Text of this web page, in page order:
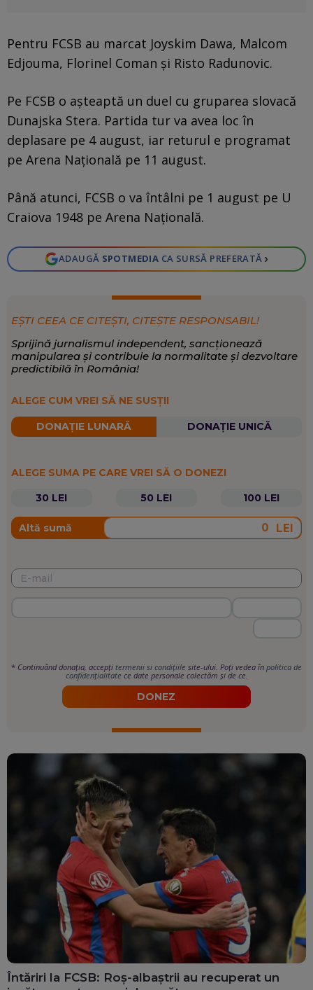
Pentru FCSB au marcat Joyskim Dawa, Malcom
Edjouma, Florinel Coman și Risto Radunovic.
Pe FCSB o așteaptă un duel cu gruparea slovacă
Dunajska Stera. Partida tur va avea loc în
deplasare pe 4 august, iar returul e programat
pe Arena Națională pe 11 august.
Până atunci, FCSB o va întâlni pe 1 august pe U
Craiova 1948 pe Arena Națională.
ADAUGĂ SPOTMEDIA CA SURSĂ PREFERATĂ ›
EȘTI CEEA CE CITEȘTI, CITEȘTE RESPONSABIL!
Sprijină jurnalismul independent, sancționează
manipularea și contribuie la normalitate și dezvoltare
predictibilă în România!
ALEGE CUM VREI SĂ NE SUSȚII
DONAȚIE LUNARĂ DONAȚIE UNICĂ
ALEGE SUMA PE CARE VREI SĂ O DONEZI
30 LEI
50 LEI 100 LEI
Altă sumă LEI
* Continuând donația, accepți termenii si condițiile site-ului. Poți vedea în politica de
confidențialitate ce date personale colectăm și de ce.
DONEZ
Întăriri la FCSB: Roș-albaștrii au recuperat un